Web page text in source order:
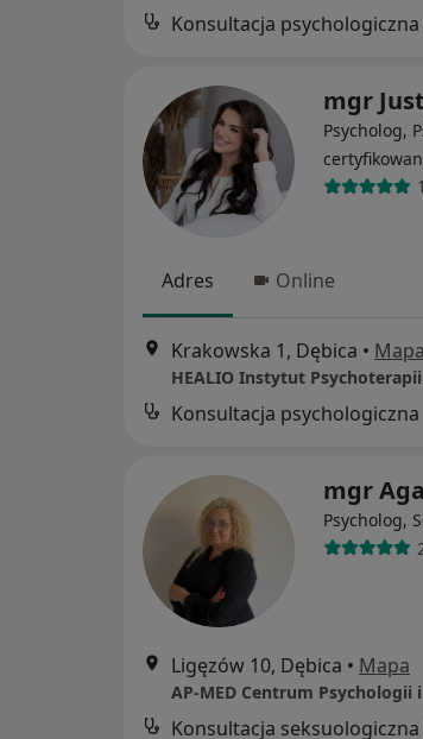
Konsultacja
mgr
Psycholog,
Adres Online
Krakowska 1, Dębica • Mapa
HEALIO Instytut Psychoterapii
Konsultacja psychologiczna
mgr
Psycholog,
Ligęzów 10, Dębica • Mapa